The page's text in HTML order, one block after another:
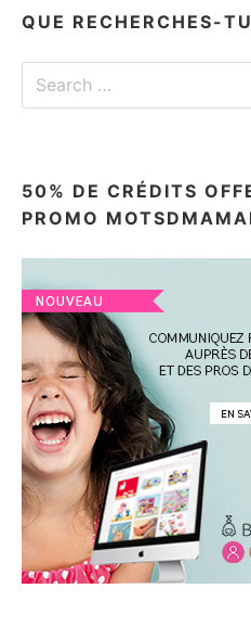
QUE RECHERCHES-
Search
50% DE CRÉDITS
PROMO